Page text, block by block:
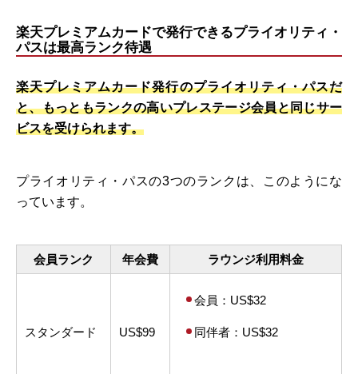
楽天プレミアムカードで発行できるプライオリティ・
パスは最高ランク待遇
楽天プレミアムカード発行のプライオリティ・パスだ
と、もっともランクの高いプレステージ会員と同じサー
ビスを受けられます。
プライオリティ・パスの3つのランクは、このようにな
っています。
会員ランク 年会費 ラウンジ利用料金
スタンダード US$99
会員：US$32
同伴者：US$32